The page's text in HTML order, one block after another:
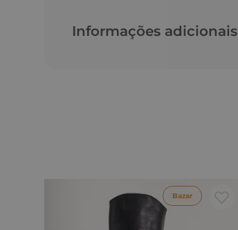
Informações adicionais
Bazar